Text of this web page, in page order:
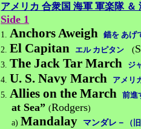
アメリカ 合衆国 海軍 軍楽隊 ＆
Side 1
1.Anchors Aweigh
錨を あげ
2. El Capitan エル カピタン (
3. The Jack Tar March
ジ
4. U. S. Navy March
アメリ
5. Allies on the March 前進
at Sea” (Rodgers)
a) Mandalay マンダレ－ （